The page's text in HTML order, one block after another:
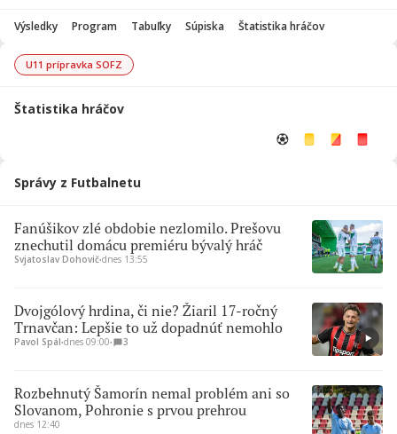
Výsledky Program Tabuľky Súpiska Štatistika hráčov
U11 prípravka SOFZ
Štatistika hráčov
Správy z Futbalnetu
Fanúšikov zlé obdobie nezlomilo. Prešovu
znechutil domácu premiéru bývalý hráč
Svjatoslav Dohovič∙dnes 13:55
Dvojgólový hrdina, či nie? Žiaril 17-ročný
Trnavčan: Lepšie to už dopadnúť nemohlo
Pavol Spál∙dnes 09:00∙ 3
Rozbehnutý Šamorín nemal problém ani so
Slovanom, Pohronie s prvou prehrou
dnes 12:40